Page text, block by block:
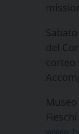
del
corteo